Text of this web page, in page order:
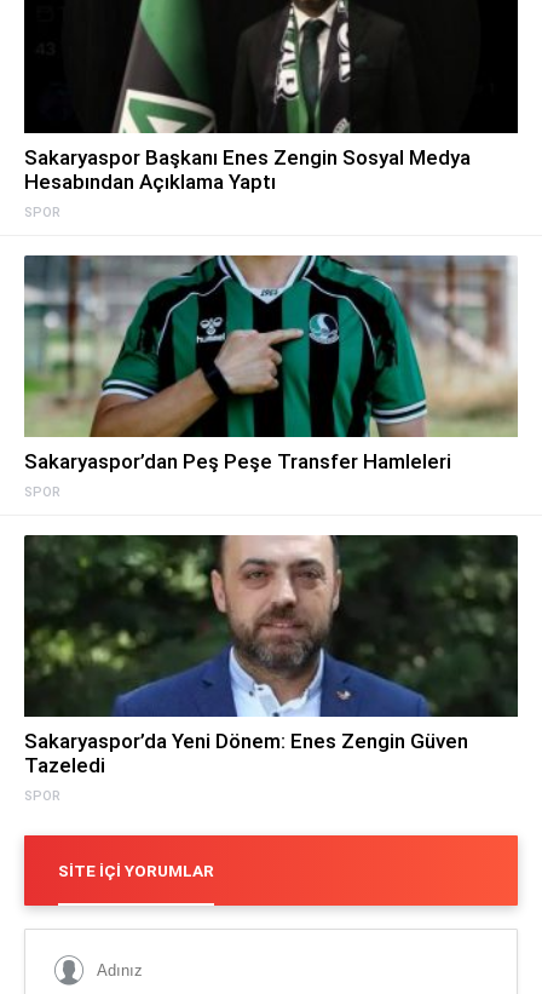
SPOR
Sakaryaspor Başkanı Enes Zengin Sosyal Medya
Hesabından Açıklama Yaptı
SPOR
Sakaryaspor’dan Peş Peşe Transfer Hamleleri
SPOR
Sakaryaspor’da Yeni Dönem: Enes Zengin Güven
Tazeledi
SITE İÇI YORUMLAR